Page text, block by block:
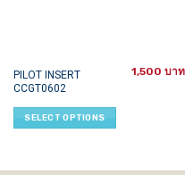
PILOT INSERT
CCGT0602
1,500
SELECT OPTIONS
This
product
has
multiple